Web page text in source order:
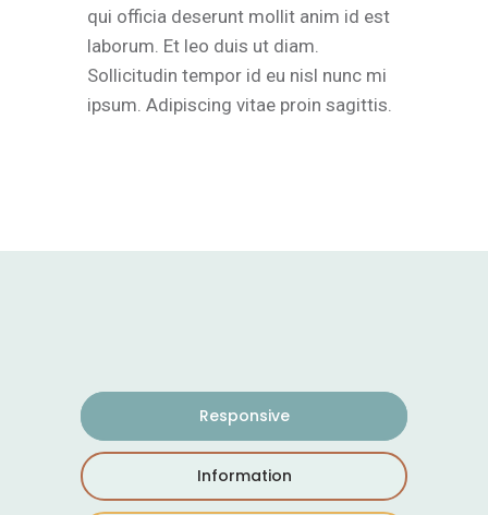
qui officia deserunt mollit anim id est
laborum. Et leo duis ut diam.
Sollicitudin tempor id eu nisl nunc mi
ipsum. Adipiscing vitae proin sagittis.
Responsive
Information